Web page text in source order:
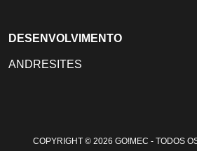
DESENVOLVIMENTO
ANDRESITES
COPYRIGHT © 2026 GO!MEC - TODOS